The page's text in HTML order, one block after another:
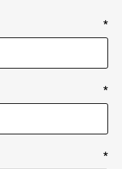
*
*
*